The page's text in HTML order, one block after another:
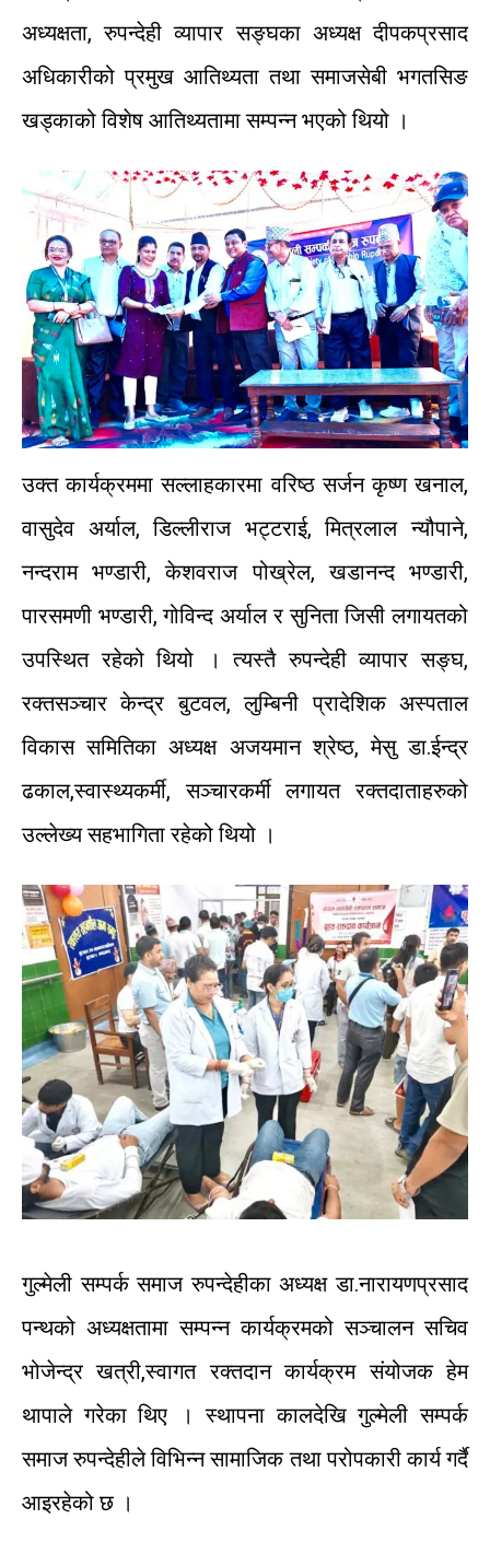
अध्यक्षता,रुपन्देही व्यापार सङ्घका अध्यक्ष दीपकप्रसाद
अधिकारीको प्रमुख आतिथ्यता तथा समाजसेबी भगतसिङ
खड्काको विशेष आतिथ्यतामा सम्पन्न भएको थियो ।
उक्त कार्यक्रममा सल्लाहकारमा वरिष्ठ सर्जन कृष्ण खनाल,
वासुदेव अर्याल,डिल्लीराज भट्टराई,मित्रलाल न्यौपाने,
नन्दराम भण्डारी,केशवराज पोख्रेल,खडानन्द भण्डारी,
पारसमणी भण्डारी,गोविन्द अर्याल र सुनिता जिसी लगायतको
उपस्थित रहेको थियो । त्यस्तैरुपन्देही व्यापार सङ्घ,
रक्तसञ्चार केन्द्र बुटवल,लुम्बिनी प्रादेशिक अस्पताल
विकास समितिका अध्यक्ष अजयमान श्रेष्ठ,मेसु डा.ईन्द्र
ढकाल,स्वास्थ्यकर्मी,सञ्चारकर्मी लगायत रक्तदाताहरुको
उल्लेख्य सहभागिता रहेको थियो ।
गुल्मेली सम्पर्क समाज रुपन्देहीका अध्यक्ष डा.नारायणप्रसाद
पन्थको अध्यक्षतामा सम्पन्न कार्यक्रमको सञ्चालन सचिव
भोजेन्द्रखत्री,स्वागत रक्तदान कार्यक्रम संयोजक हेम
थापाले गरेका थिए । स्थापना कालदेखि गुल्मेली सम्पर्क
समाज रुपन्देहीले विभिन्नसामाजिक तथा परोपकारी कार्य गर्दै
आइरहेको छ ।